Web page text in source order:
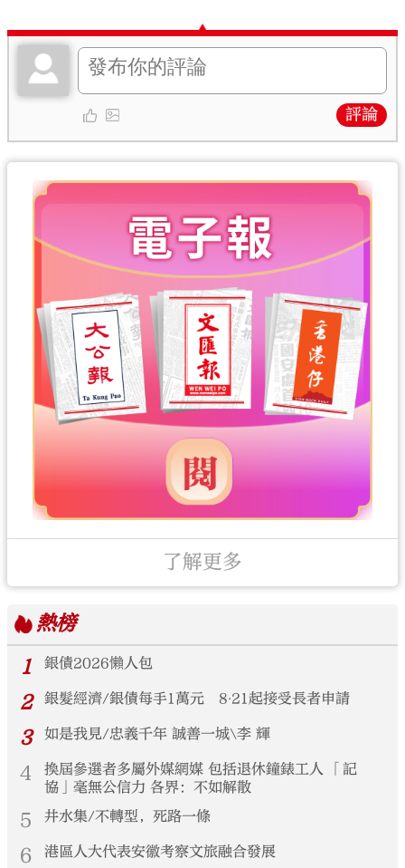
評論
了解更多
熱榜
1
銀債2026懶人包
2 銀髮經濟/銀債每手1萬元 8‧21起接受長者申請
3 如是我見/忠義千年 誠善一城\李 輝
4
換屆參選者多屬外媒網媒 包括退休鐘錶工人 「記
協」毫無公信力 各界：不如解散
5 井水集/不轉型，死路一條
6 港區人大代表安徽考察文旅融合發展